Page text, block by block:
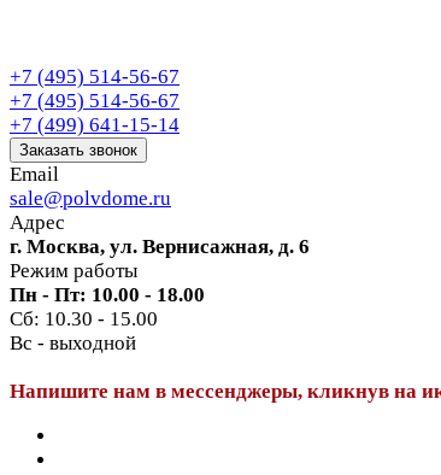
+7 (495) 514-56-67
+7 (495) 514-56-67
+7 (499) 641-15-14
Заказать звонок
Email
sale@polvdome.ru
Адрес
г. Москва, ул. Вернисажная, д. 6
Режим работы
Пн - Пт: 10.00 - 18.00
Сб: 10.30 - 15.00
Вс - выходной
Напишите нам в мессенджеры, кликнув на